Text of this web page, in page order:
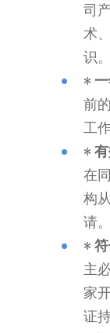
司
术
识。
•
前
工
•
在
构
请。
•
主
家
证